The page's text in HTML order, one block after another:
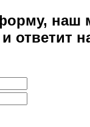
наш
ответит